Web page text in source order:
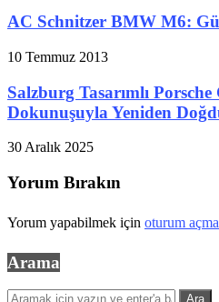
AC Schnitzer BMW M6:
10 Temmuz 2013
Salzburg Tasarımlı
Dokunuşuyla Yeniden
30 Aralık 2025
Yorum Bırakın
Yorum yapabilmek için oturum
Arama